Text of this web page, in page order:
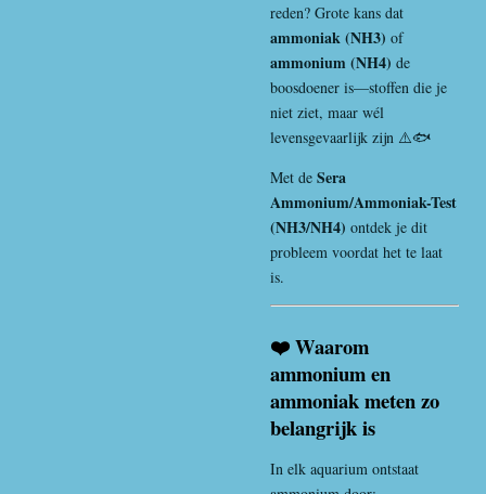
reden? Grote kans dat
ammoniak (NH3) of
ammonium (NH4) de
boosdoener is—stoffen die je
niet ziet, maar wél
levensgevaarlijk zijn ⚠️🐟
Met de Sera
Ammonium/Ammoniak-Test
(NH3/NH4) ontdek je dit
probleem voordat het te laat
is.
❤️ Waarom
ammonium en
ammoniak meten zo
belangrijk is
In elk aquarium ontstaat